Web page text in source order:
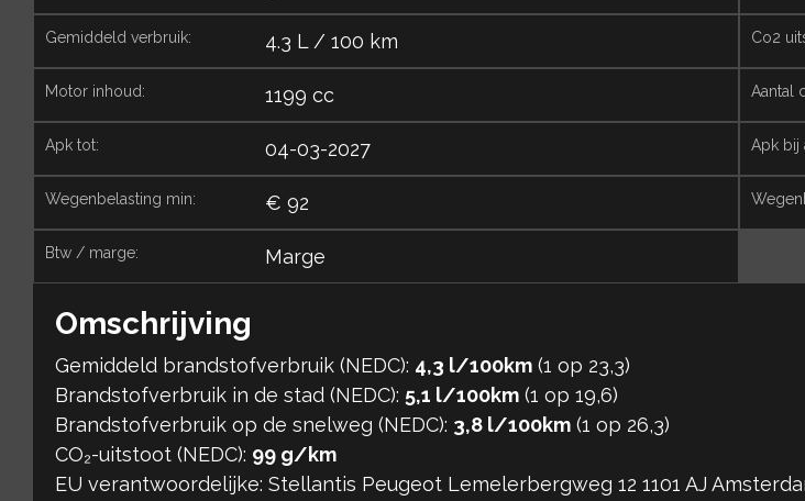
gemiddeld verbruik: 4.3 L / 100 km co2
motor inhoud: 1199 cc aantal
apk tot: 04-03-2027 apk
wegenbelasting min: € 92
btw / marge: Marge
Omschrijving
Gemiddeld brandstofverbruik (NEDC): 4,3 l/100km (1 op 23,3)
Brandstofverbruik in de stad (NEDC): 5,1 l/100km (1 op 19,6)
Brandstofverbruik op de snelweg (NEDC): 3,8 l/100km (1 op 26,3)
CO₂-uitstoot (NEDC): 99 g/km
EU verantwoordelijke: Stellantis Peugeot Lemelerbergweg 12 1101 AJ